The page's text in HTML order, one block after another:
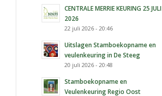
CENTRALE MERRIE KEURING 25 JULI
2026
22 juli 2026 - 20:46
Uitslagen Stamboekopname en
veulenkeuring in De Steeg
20 juli 2026 - 20:48
Stamboekopname en
Veulenkeuring Regio Oost